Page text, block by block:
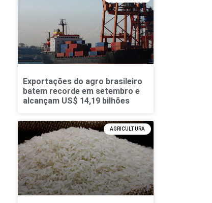
Exportações do agro brasileiro
batem recorde em setembro e
alcançam US$ 14,19 bilhões
AGRICULTURA